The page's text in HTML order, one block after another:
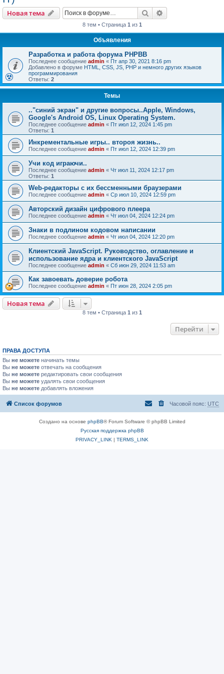
Новая тема Поиск
8 тем • Страница 1 из 1
Объявления
Разработка и работа форума PHPBB
Последнее сообщение admin « Пт апр 30, 2021 8:16 pm
Добавлено в форуме HTML, CSS, JS, PHP и немного других языков
программирования
Ответы: 2
Темы
.."синий экран" и другие вопросы..Apple, Windows,
Google's Android OS, Linux Operating System.
Последнее сообщение admin « Пт июл 12, 2024 1:45 pm
Ответы: 1
Инкрементальные игры.. второя жизнь..
Последнее сообщение admin « Пт июл 12, 2024 12:39 pm
Учи код играючи..
Последнее сообщение admin « Чт июл 11, 2024 12:17 pm
Ответы: 1
Web-редакторы с их бессменными браузерами
Последнее сообщение admin « Ср июл 10, 2024 12:59 pm
Авторский дизайн цифрового плеера
Последнее сообщение admin « Чт июл 04, 2024 12:24 pm
Знаки в подлином кодовом написании
Последнее сообщение admin « Чт июл 04, 2024 12:20 pm
Клиентский JavaScript. Руководство, оглавление и
использование ядра и клиентского JavaScript
Последнее сообщение admin « Сб июн 29, 2024 11:53 am
Как завоевать доверие робота
Последнее сообщение admin « Пт июн 28, 2024 2:05 pm
Новая тема
8 тем • Страница 1 из 1
Перейти
ПРАВА ДОСТУПА
Вы не можете начинать темы
Вы не можете отвечать на сообщения
Вы не можете редактировать свои сообщения
Вы не можете удалять свои сообщения
Вы не можете добавлять вложения
Список форумов Часовой пояс: UTC
Создано на основе phpBB® Forum Software © phpBB Limited
Русская поддержка phpBB
PRIVACY_LINK | TERMS_LINK